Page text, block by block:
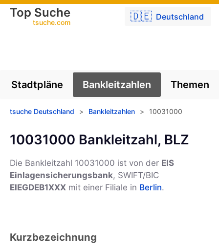
🇩🇪 Deutschland
Top Suche
tsuche.com
Stadtpläne Bankleitzahlen Themen
tsuche Deutschland > Bankleitzahlen > 10031000
10031000 Bankleitzahl, BLZ
Die Bankleitzahl 10031000 ist von der EIS
Einlagensicherungsbank, SWIFT/BIC
EIEGDEB1XXX mit einer Filiale in Berlin.
Kurzbezeichnung